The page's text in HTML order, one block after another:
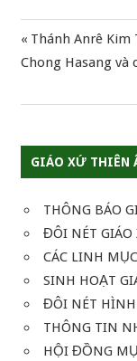
GIÁO XỨ THIÊN
THÔNG BÁO
ĐÔI NÉT GIÁO
CÁC LINH
SINH HOẠT
ĐÔI NÉT
THÔNG TIN
HỘI ĐỒNG
Điều
hướng
viết
Previous
Post:
Thánh Anrê Kim
Chong Hasang và